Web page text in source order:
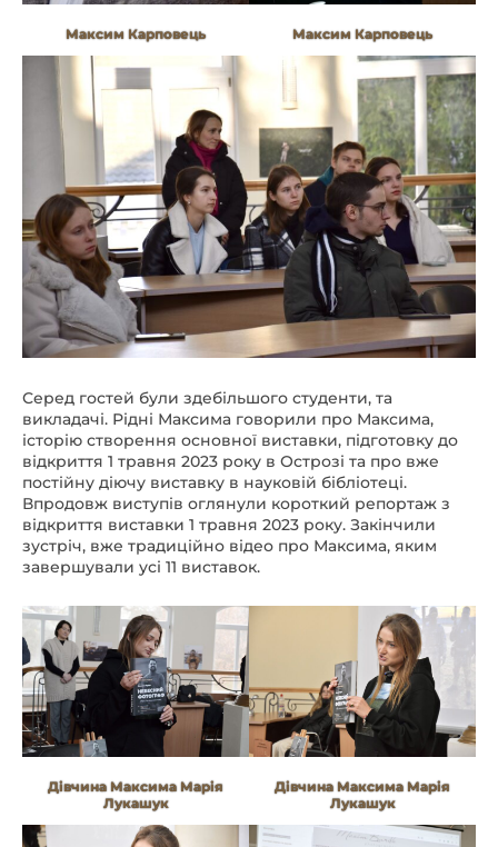
Максим Карповець Максим Карповець
Серед гостей були здебільшого студенти, та
викладачі. Рідні Максима говорили про Максима,
історію створення основної виставки, підготовку до
відкриття 1 травня 2023 року в Острозі та про вже
постійну діючу виставку в науковій бібліотеці.
Впродовж виступів оглянули короткий репортаж з
відкриття виставки 1 травня 2023 року. Закінчили
зустріч, вже традиційно відео про Максима, яким
завершували усі 11 виставок.
Дівчина Максима Марія
Лукашук
Дівчина Максима Марія
Лукашук